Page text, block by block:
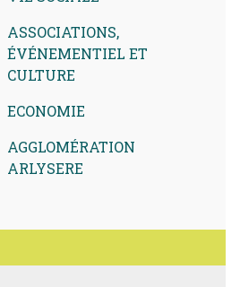
ASSOCIATIONS,
ÉVÉNEMENTIEL ET
CULTURE
ECONOMIE
AGGLOMÉRATION
ARLYSERE